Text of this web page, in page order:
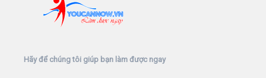
Hãy để chúng tôi giúp bạn làm được ngay